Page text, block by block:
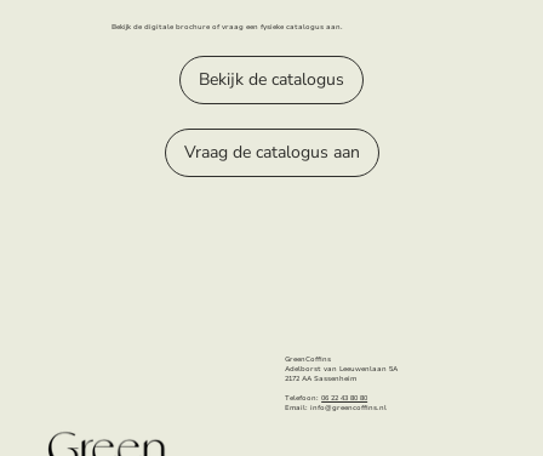
Bekijk de digitale brochure of vraag een fysieke catalogus aan.
Bekijk de catalogus
Vraag de catalogus aan
GreenCoffins
Adelborst van Leeuwenlaan 5A
2172 AA Sassenheim
Telefoon:06 22 43 80 80
Email:info@greencoffins.nl